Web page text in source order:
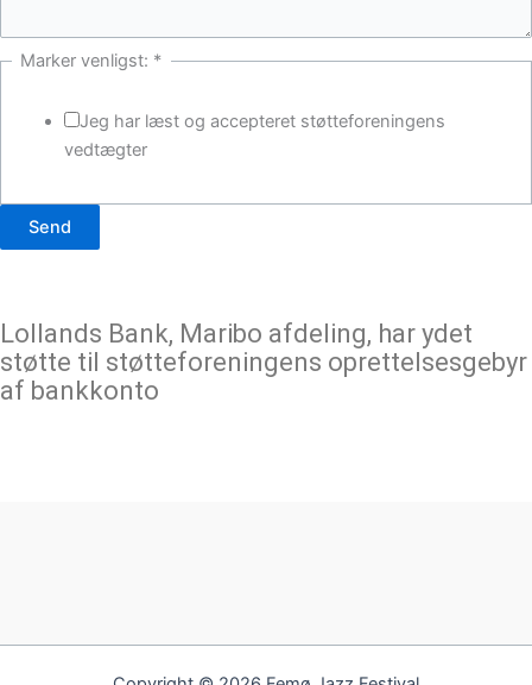
m
r
E
v
Marker venligst: *
Jeg har læst og accepteret støtteforeningens
vedtægter
Send
Lollands Bank, Maribo afdeling, har ydet
støtte til støtteforeningens oprettelsesgebyr
af bankkonto